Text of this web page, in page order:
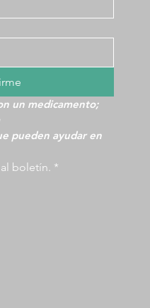
un medicamento;
pueden ayudar en
boletín. *